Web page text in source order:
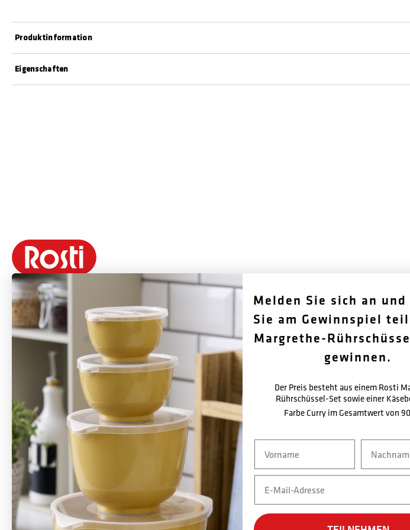
Eigenschaften
Produktinformation
Rosti ist eine dänische Marke, die 1944 von Rolf Fahrenholtz und Stig
Jørgensen gegründet wurde. Das bekannteste Produkt der Marke ist die
Margrethe-Schüssel, die 1954 mit Erlaubnis des dänischen Hofes nach
Königin Margrethe II. benannt wurde.
Rosti stellt langlebige Produkte her, die sich auf Funktionalität, Qualität,
Farben und gutes Design konzentrieren. Viele der in den 1950er und 1960er
Jahren eingeführten Produkte von Rosti werden immer noch produziert und
weltweit verkauft - hauptsächlich in Europa, aber auch die USA und Kanada
sind wichtige Märkte. Rostis Ziel ist es, eine globale Designmarke mit der
Margrethe-Schüssel als Aushängeschild zu sein, und die Marke wird auch
weiterhin neue Konzepte und Produkte entwickeln, basierend auf derselben
Designphilosophie wie bisher.
Facebook
Newsletter
Melden Sie sich an und
Sie am Gewinnspiel
Margrethe-
gewinnen.
Der Preis besteht aus einem Rosti
Rührschüssel-Set sowie einer
Farbe Curry im Gesamtwert von